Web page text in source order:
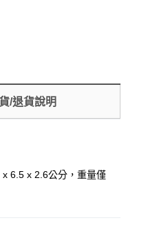
/退貨說明
6.5 x 2.6公分，重量僅